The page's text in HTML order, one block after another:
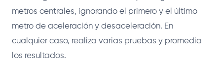
metros centrales, ignorando el primero y el último
metro de aceleración y desaceleración. En
cualquier caso, realiza varias pruebas y promedia
los resultados.